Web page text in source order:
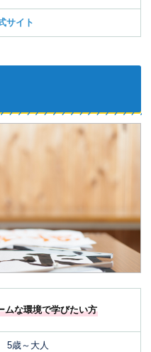
サイト
ムな環境で学びたい方
5歳～大人